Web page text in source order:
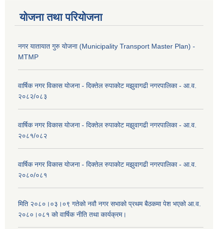
योजना तथा परियोजना
नगर यातायात गुरु योजना (Municipality Transport Master Plan) -
MTMP
वार्षिक नगर विकास योजना - दिक्तेल रुपाकोट मझुवागढी नगरपालिका - आ.व.
२०८२/०८३
वार्षिक नगर विकास योजना - दिक्तेल रुपाकोट मझुवागढी नगरपालिका - आ.व.
२०८१/०८२
वार्षिक नगर विकास योजना - दिक्तेल रुपाकोट मझुवागढी नगरपालिका - आ.व.
२०८०/०८१
मिति २०८०।०३।०९ गतेको नवौ नगर सभाको प्रथम बैठकमा पेश भएको आ.व.
२०८०।०८१ को वार्षिक नीति तथा कार्यक्रम।